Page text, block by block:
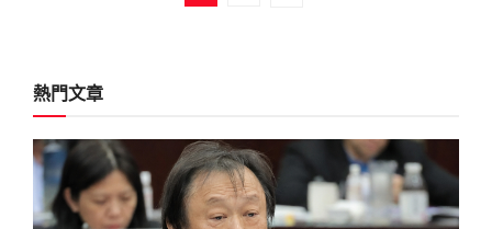
熱門文章